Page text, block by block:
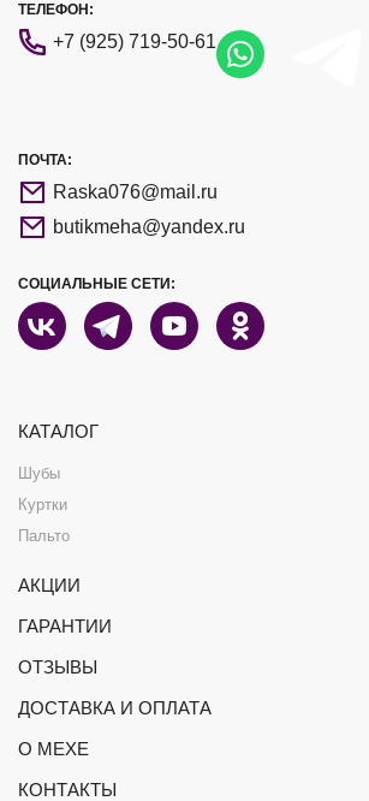
ТЕЛЕФОН:
+7 (925) 719-50-61
ПОЧТА:
Raska076@mail.ru
butikmeha@yandex.ru
СОЦИАЛЬНЫЕ СЕТИ:
КАТАЛОГ
Шубы
Куртки
Пальто
АКЦИИ
ГАРАНТИИ
ОТЗЫВЫ
ДОСТАВКА И ОПЛАТА
О МЕХЕ
КОНТАКТЫ